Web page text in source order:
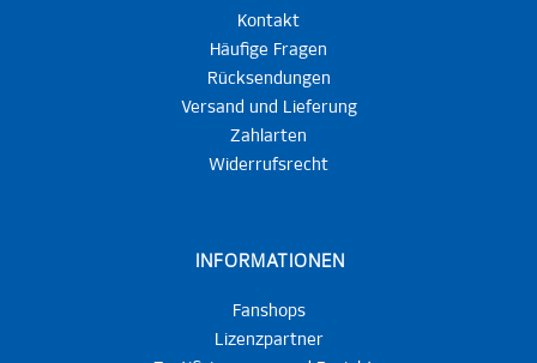
Kontakt
Häufige Fragen
Rücksendungen
Versand und Lieferung
Zahlarten
Widerrufsrecht
INFORMATIONEN
Fanshops
Lizenzpartner